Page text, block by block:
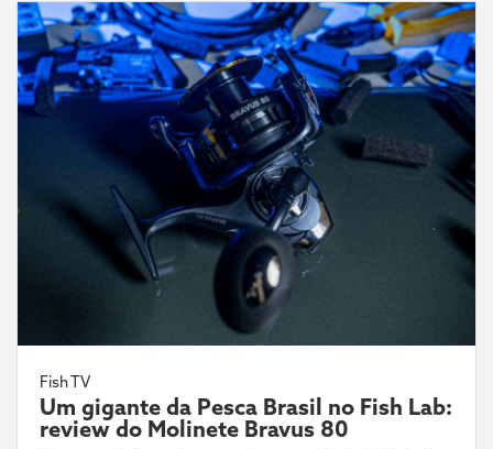
Fish TV
Um gigante da Pesca Brasil no Fish Lab:
review do Molinete Bravus 80